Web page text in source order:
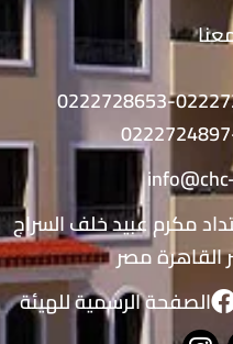
0222728653-
مكرم عبيد خلف السراج
القاهرة مصر
الصفحة الرسمية للهيئة